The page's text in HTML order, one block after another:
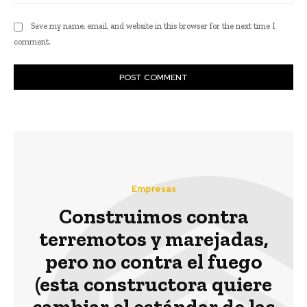
Save my name, email, and website in this browser for the next time I
comment.